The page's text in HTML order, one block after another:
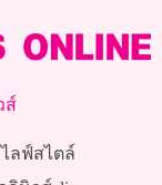
ส์
ไลฟ์สไตล์